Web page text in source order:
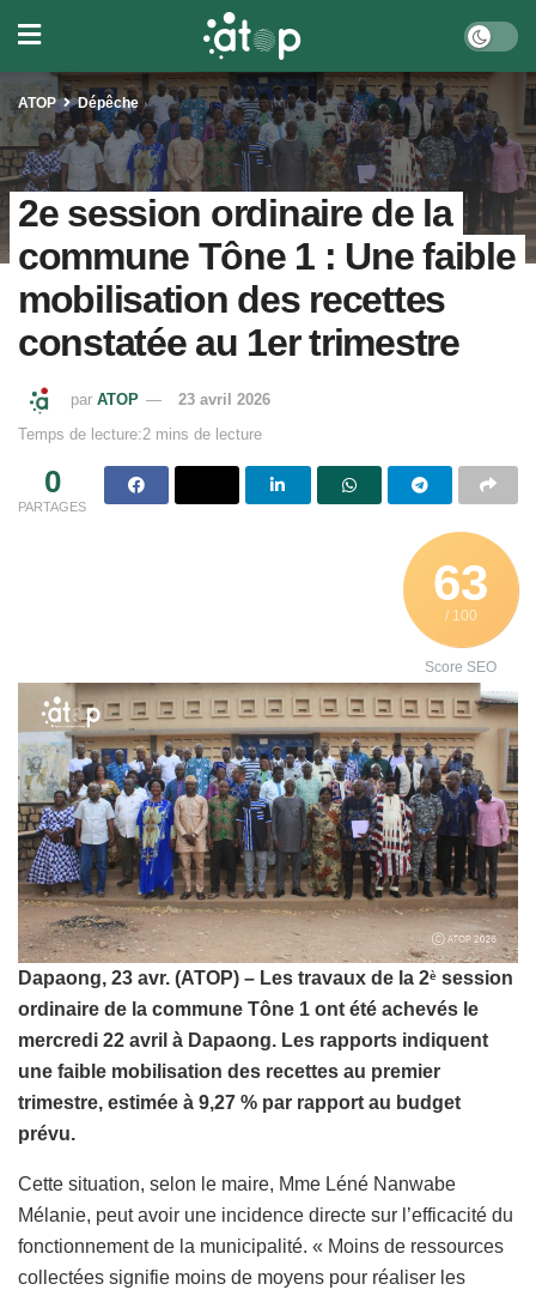
ATOP Dépêche
2e session ordinaire de la
commune Tône 1 : Une faible
mobilisation des recettes
constatée au 1er trimestre
par ATOP
23 avril 2026
Temps de lecture:2 mins de lecture
0
PARTAGES
63
/ 100
Score SEO
Dapaong, 23 avr. (ATOP) – Les travaux de la 2è session
ordinaire de la commune Tône 1 ont été achevés le
mercredi 22 avril à Dapaong. Les rapports indiquent
une faible mobilisation des recettes au premier
trimestre, estimée à 9,27 % par rapport au budget
prévu.
Cette situation, selon le maire, Mme Léné Nanwabe
Mélanie, peut avoir une incidence directe sur l’efficacité du
fonctionnement de la municipalité. « Moins de ressources
collectées signifie moins de moyens pour réaliser les